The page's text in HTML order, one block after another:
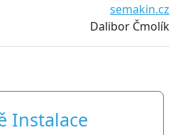
semakin.cz
Dalibor Čmolík
Instalace